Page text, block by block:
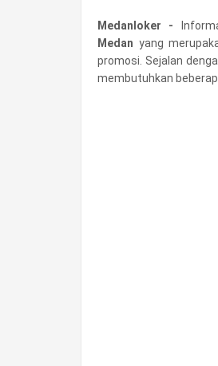
Medanloker -
Medan yang
promosi. Sejalan
membutuhkan